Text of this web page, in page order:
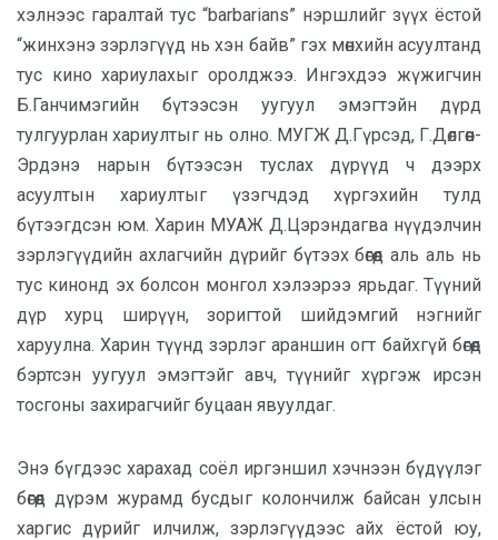
хэлнээс гаралтай тус “barbarians” нэршлийг зүүх ёстой
“жинхэнэ зэрлэгүүд нь хэн байв” гэх мөнхийн асуултанд
тус кино хариулахыг оролджээ. Ингэхдээ жүжигчин
Б.Ганчимэгийн бүтээсэн уугуул эмэгтэйн дүрд
тулгуурлан хариултыг нь олно. МУГЖ Д.Гүрсэд, Г.Дөлгөөн-
Эрдэнэ нарын бүтээсэн туслах дүрүүд ч дээрх
асуултын хариултыг үзэгчдэд хүргэхийн тулд
бүтээгдсэн юм. Харин МУАЖ Д.Цэрэндагва нүүдэлчин
зэрлэгүүдийн ахлагчийн дүрийг бүтээх бөгөөд аль аль нь
тус кинонд эх болсон монгол хэлээрээ ярьдаг. Түүний
дүр хурц ширүүн, зоригтой шийдэмгий нэгнийг
харуулна. Харин түүнд зэрлэг араншин огт байхгүй бөгөөд
бэртсэн уугуул эмэгтэйг авч, түүнийг хүргэж ирсэн
тосгоны захирагчийг буцаан явуулдаг.
Энэ бүгдээс харахад соёл иргэншил хэчнээн бүдүүлэг
бөгөөд дүрэм журамд бусдыг колончилж байсан улсын
харгис дүрийг илчилж, зэрлэгүүдээс айх ёстой юу,